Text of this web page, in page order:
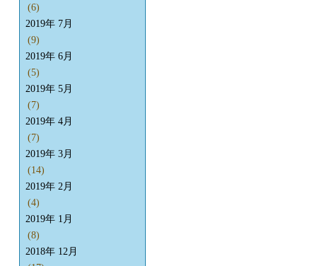
(6)
2019年 7月
(9)
2019年 6月
(5)
2019年 5月
(7)
2019年 4月
(7)
2019年 3月
(14)
2019年 2月
(4)
2019年 1月
(8)
2018年 12月